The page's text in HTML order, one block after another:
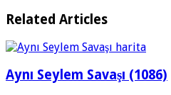
Related Articles
Aynı Seylem Savaşı (1086)